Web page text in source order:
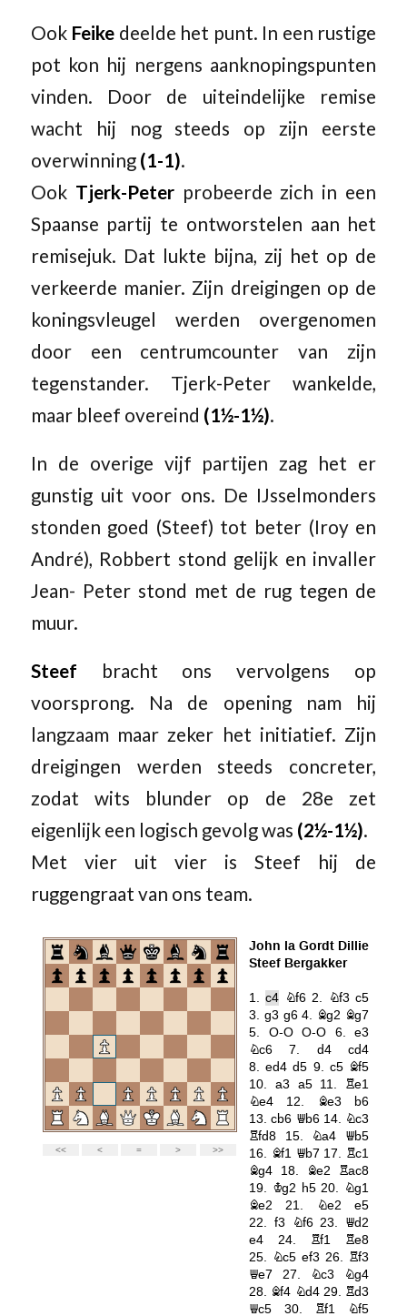
Ook Feike deelde het punt. In een rustige
pot kon hij nergens aanknopingspunten
vinden. Door de uiteindelijke remise
wacht hij nog steeds op zijn eerste
overwinning (1-1).
Ook Tjerk-Peter probeerde zich in een
Spaanse partij te ontworstelen aan het
remisejuk. Dat lukte bijna, zij het op de
verkeerde manier. Zijn dreigingen op de
koningsvleugel werden overgenomen
door een centrumcounter van zijn
tegenstander. Tjerk-Peter wankelde,
maar bleef overeind (1½-1½).
In de overige vijf partijen zag het er
gunstig uit voor ons. De IJsselmonders
stonden goed (Steef) tot beter (Iroy en
André), Robbert stond gelijk en invaller
Jean- Peter stond met de rug tegen de
muur.
Steef
bracht ons vervolgens op
voorsprong. Na de opening nam hij
langzaam maar zeker het initiatief. Zijn
dreigingen werden steeds concreter,
zodat wits blunder op de 28e zet
eigenlijk een logisch gevolg was (2½-1½).
Met vier uit vier is Steef hij de
ruggengraat van ons team.